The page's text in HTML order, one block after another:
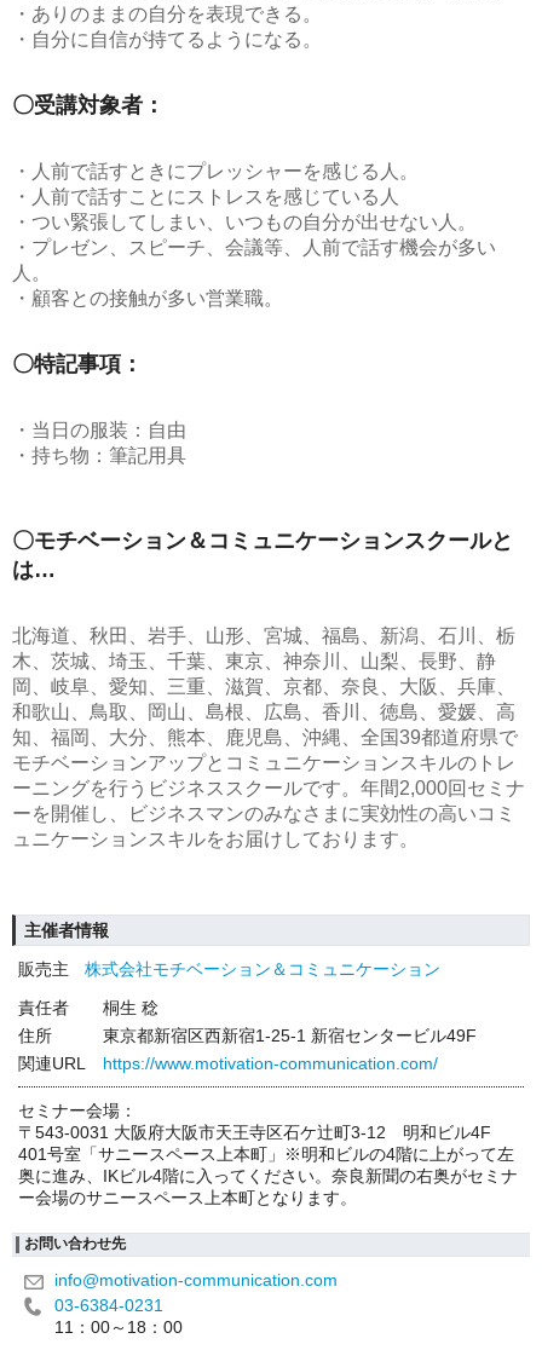
・ありのままの自分を表現できる。
・自分に自信が持てるようになる。
〇受講対象者：
・人前で話すときにプレッシャーを感じる人。
・人前で話すことにストレスを感じている人
・つい緊張してしまい、いつもの自分が出せない人。
・プレゼン、スピーチ、会議等、人前で話す機会が多い
人。
・顧客との接触が多い営業職。
〇特記事項：
・当日の服装：自由
・持ち物：筆記用具
〇モチベーション＆コミュニケーションスクールと
は…
北海道、秋田、岩手、山形、宮城、福島、新潟、石川、栃
木、茨城、埼玉、千葉、東京、神奈川、山梨、長野、静
岡、岐阜、愛知、三重、滋賀、京都、奈良、大阪、兵庫、
和歌山、鳥取、岡山、島根、広島、香川、徳島、愛媛、高
知、福岡、大分、熊本、鹿児島、沖縄、全国39都道府県で
モチベーションアップとコミュニケーションスキルのトレ
ーニングを行うビジネススクールです。年間2,000回セミナ
ーを開催し、ビジネスマンのみなさまに実効性の高いコミ
ュニケーションスキルをお届けしております。
主催者情報
販売主
株式会社モチベーション＆コミュニケーション
責任者
桐生 稔
住所
東京都新宿区西新宿1-25-1 新宿センタービル49F
関連URL
https://www.motivation-communication.com/
セミナー会場：
〒543-0031 大阪府大阪市天王寺区石ケ辻町3-12 明和ビル4F
401号室「サニースペース上本町」※明和ビルの4階に上がって左
奥に進み、IKビル4階に入ってください。奈良新聞の右奥がセミナ
ー会場のサニースペース上本町となります。
お問い合わせ先
info@motivation-communication.com
03-6384-0231
11：00～18：00